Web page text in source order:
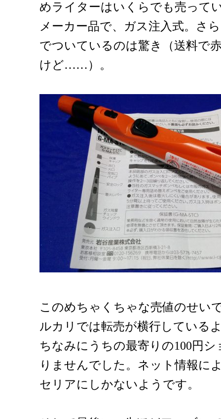
めライターはいくらでも売って
メーカー品で、ガス注入式。さ
でついているのは驚き（送料で
けど……）。
このめちゃくちゃな売値のせい
ルカリでは転売が横行している
ちなみにうちの最寄りの100円
りませんでした。ネット情報に
セリアにしかないようです。